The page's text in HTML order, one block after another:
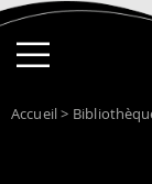
Accueil>